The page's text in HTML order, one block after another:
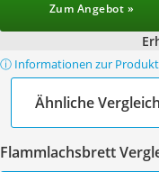
Zum Angebot »
ⓘ Informationen zur
Ähnliche
Flammlachsbrett